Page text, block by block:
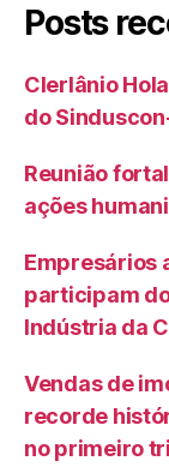
Posts
Clerlânio
do
Reunião
ações
Empresários
participam
Indústria da
Vendas de
recorde
no primeiro